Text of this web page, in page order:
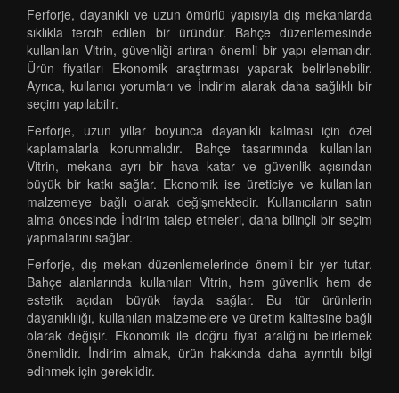
Ferforje, dayanıklı ve uzun ömürlü yapısıyla dış mekanlarda
sıklıkla tercih edilen bir üründür. Bahçe düzenlemesinde
kullanılan Vitrin, güvenliği artıran önemli bir yapı elemanıdır.
Ürün fiyatları Ekonomik araştırması yaparak belirlenebilir.
Ayrıca, kullanıcı yorumları ve İndirim alarak daha sağlıklı bir
seçim yapılabilir.
Ferforje, uzun yıllar boyunca dayanıklı kalması için özel
kaplamalarla korunmalıdır. Bahçe tasarımında kullanılan
Vitrin, mekana ayrı bir hava katar ve güvenlik açısından
büyük bir katkı sağlar. Ekonomik ise üreticiye ve kullanılan
malzemeye bağlı olarak değişmektedir. Kullanıcıların satın
alma öncesinde İndirim talep etmeleri, daha bilinçli bir seçim
yapmalarını sağlar.
Ferforje, dış mekan düzenlemelerinde önemli bir yer tutar.
Bahçe alanlarında kullanılan Vitrin, hem güvenlik hem de
estetik açıdan büyük fayda sağlar. Bu tür ürünlerin
dayanıklılığı, kullanılan malzemelere ve üretim kalitesine bağlı
olarak değişir. Ekonomik ile doğru fiyat aralığını belirlemek
önemlidir. İndirim almak, ürün hakkında daha ayrıntılı bilgi
edinmek için gereklidir.